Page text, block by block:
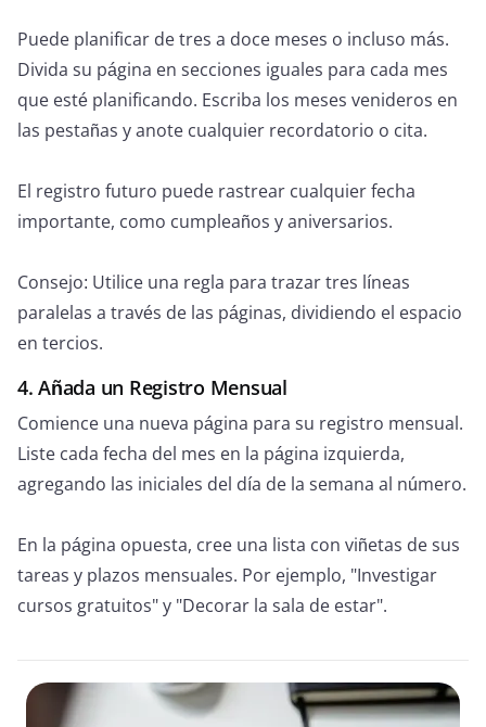
Puede planificar de tres a doce meses o incluso más.
Divida su página en secciones iguales para cada mes
que esté planificando. Escriba los meses venideros en
las pestañas y anote cualquier recordatorio o cita.
El registro futuro puede rastrear cualquier fecha
importante, como cumpleaños y aniversarios.
Consejo: Utilice una regla para trazar tres líneas
paralelas a través de las páginas, dividiendo el espacio
en tercios.
4. Añada un Registro Mensual
Comience una nueva página para su registro mensual.
Liste cada fecha del mes en la página izquierda,
agregando las iniciales del día de la semana al número.
En la página opuesta, cree una lista con viñetas de sus
tareas y plazos mensuales. Por ejemplo, "Investigar
cursos gratuitos" y "Decorar la sala de estar".